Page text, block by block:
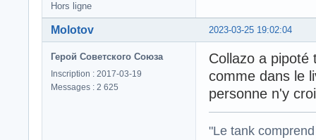
Hors ligne
2023-03-25 19:02:04
Molotov
Герой Советского Союза
Inscription : 2017-03-19
Messages : 2 625
Collazo a pipoté
comme dans le
personne n'y
"Le tank